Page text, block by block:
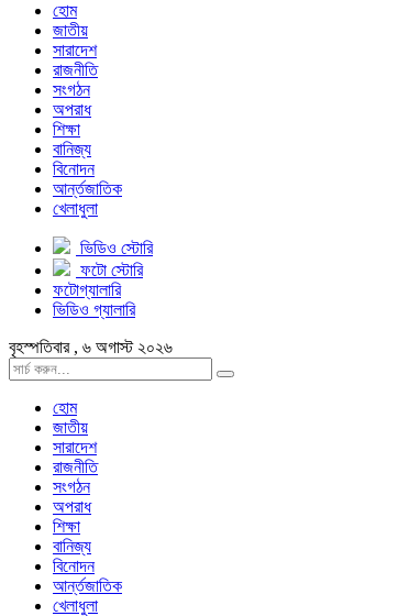
হোম
জাতীয়
সারাদেশ
রাজনীতি
সংগঠন
অপরাধ
শিক্ষা
বানিজ্য
বিনোদন
আর্ন্তজাতিক
খেলাধুলা
ভিডিও স্টোরি
ফটো স্টোরি
ফটোগ্যালারি
ভিডিও গ্যালারি
বৃহস্পতিবার , ৬ অগাস্ট ২০২৬
হোম
জাতীয়
সারাদেশ
রাজনীতি
সংগঠন
অপরাধ
শিক্ষা
বানিজ্য
বিনোদন
আর্ন্তজাতিক
খেলাধুলা